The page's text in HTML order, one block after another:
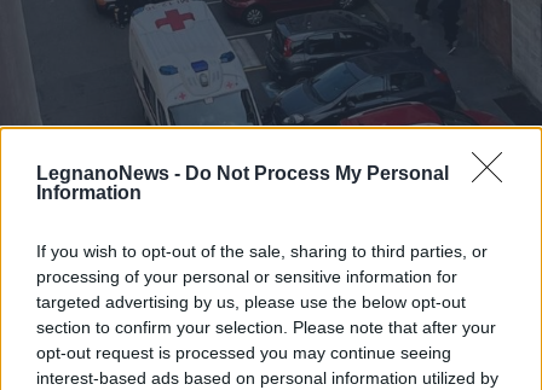
LegnanoNews - Do Not Process My Personal
Information
If you wish to opt-out of the sale, sharing to third parties, or
processing of your personal or sensitive information for
targeted advertising by us, please use the below opt-out
section to confirm your selection. Please note that after your
opt-out request is processed you may continue seeing
interest-based ads based on personal information utilized by
LEGNANO
Omicidio Vasilica Potincu a
Legnano: fermato un operaio di 29
anni di Robecco sul Naviglio